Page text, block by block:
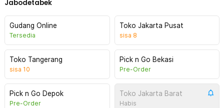
Jabodetabek
Gudang Online
Tersedia
Toko Jakarta Pusat
sisa 8
Toko Tangerang
sisa 10
Pick n Go Bekasi
Pre-Order
Pick n Go Depok
Pre-Order
Toko Jakarta Barat
Habis